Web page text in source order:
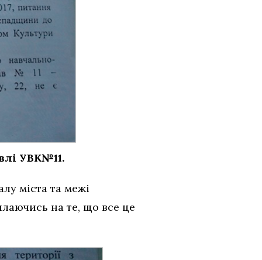
УВК№11.
міста та межі
на те, що все це